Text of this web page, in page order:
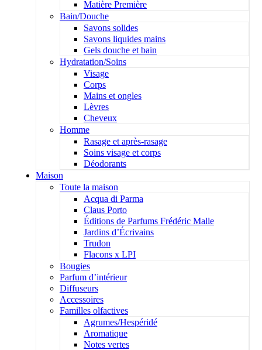
Matière Première
Bain/Douche
Savons solides
Savons liquides mains
Gels douche et bain
Hydratation/Soins
Visage
Corps
Mains et ongles
Lèvres
Cheveux
Homme
Rasage et après-rasage
Soins visage et corps
Déodorants
Maison
Toute la maison
Acqua di Parma
Claus Porto
Éditions de Parfums Frédéric Malle
Jardins d’Écrivains
Trudon
Flacons x LPI
Bougies
Parfum d’intérieur
Diffuseurs
Accessoires
Familles olfactives
Agrumes/Hespéridé
Aromatique
Notes vertes